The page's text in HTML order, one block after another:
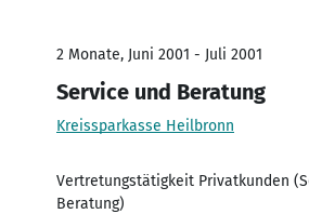
2 Monate, Juni 2001 - Juli 2001
Service und Beratung
Kreissparkasse Heilbronn
Vertretungstätigkeit Privatkunden
Beratung)